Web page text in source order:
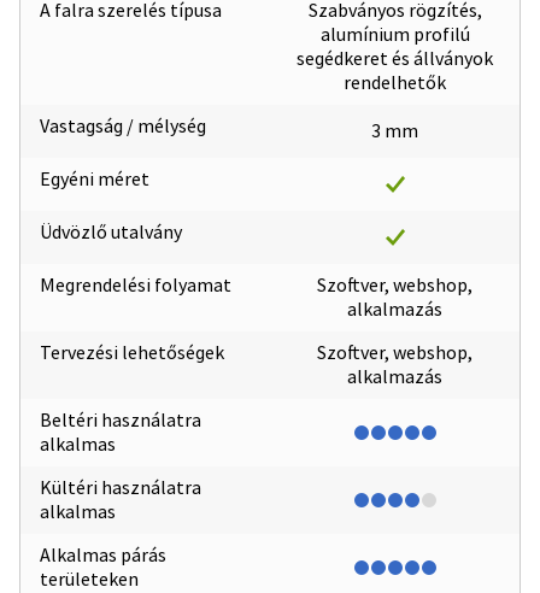
A falra szerelés típusa
Vastagság / mélység
Egyéni méret
Üdvözlő utalvány
Megrendelési folyamat
Tervezési lehetőségek
Beltéri használatra
alkalmas
Kültéri használatra
alkalmas
Alkalmas párás
területeken
Szabványos rögzítés,
alumínium profilú
segédkeret és állványok
rendelhetők
3 mm
Szoftver, webshop,
alkalmazás
Szoftver, webshop,
alkalmazás